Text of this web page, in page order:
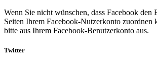
Wenn Sie nicht wünschen, dass Facebook den
Seiten Ihrem Facebook-Nutzerkonto zuordnen
bitte aus Ihrem Facebook-Benutzerkonto aus.
Twitter